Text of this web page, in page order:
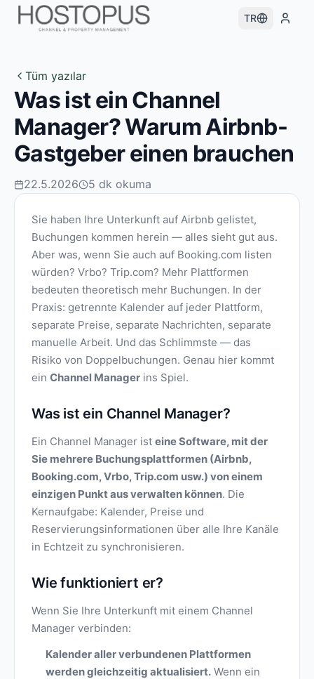
TR
Tüm yazılar
Was ist ein Channel
Manager? Warum Airbnb-
Gastgeber einen brauchen
22.5.2026 5 dk okuma
Sie haben Ihre Unterkunft auf Airbnb gelistet,
Buchungen kommen herein — alles sieht gut aus.
Aber was, wenn Sie auch auf Booking.com listen
würden? Vrbo? Trip.com? Mehr Plattformen
bedeuten theoretisch mehr Buchungen. In der
Praxis: getrennte Kalender auf jeder Plattform,
separate Preise, separate Nachrichten, separate
manuelle Arbeit. Und das Schlimmste — das
Risiko von Doppelbuchungen. Genau hier kommt
ein Channel Manager ins Spiel.
Was ist ein Channel Manager?
Ein Channel Manager ist eine Software, mit der
Sie mehrere Buchungsplattformen (Airbnb,
Booking.com, Vrbo, Trip.com usw.) von einem
einzigen Punkt aus verwalten können. Die
Kernaufgabe: Kalender, Preise und
Reservierungsinformationen über alle Ihre Kanäle
in Echtzeit zu synchronisieren.
Wie funktioniert er?
Wenn Sie Ihre Unterkunft mit einem Channel
Manager verbinden:
Kalender aller verbundenen Plattformen
werden gleichzeitig aktualisiert. Wenn ein